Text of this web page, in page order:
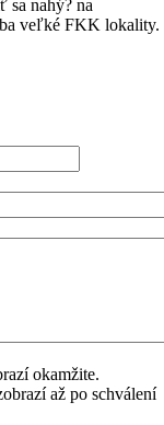
sa nahý? na
veľké FKK lokality.
okamžite.
až po schválení